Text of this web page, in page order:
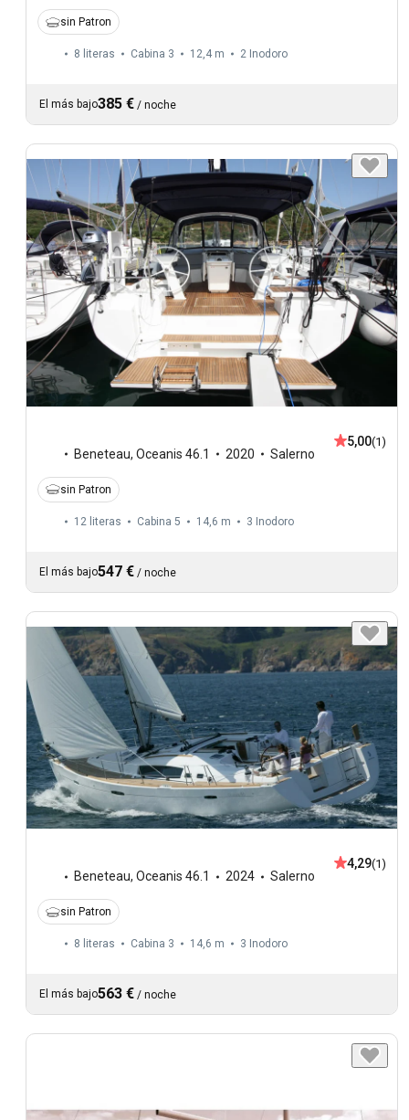
sin Patron
8 literas Cabina 3 12,4 m 2 Inodoro
El más bajo385 € / noche
Beneteau, Oceanis 46.1 2020 Salerno
5,00(1)
sin Patron
12 literas Cabina 5 14,6 m 3 Inodoro
El más bajo547 € / noche
Beneteau, Oceanis 46.1 2024 Salerno
4,29(1)
sin Patron
8 literas Cabina 3 14,6 m 3 Inodoro
El más bajo563 € / noche